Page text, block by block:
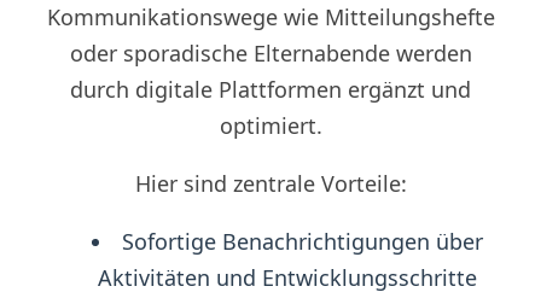
Kommunikationswege wie Mitteilungshefte
oder sporadische Elternabende werden
durch digitale Plattformen ergänzt und
optimiert.
Hier sind zentrale Vorteile:
Sofortige Benachrichtigungen über
Aktivitäten und Entwicklungsschritte